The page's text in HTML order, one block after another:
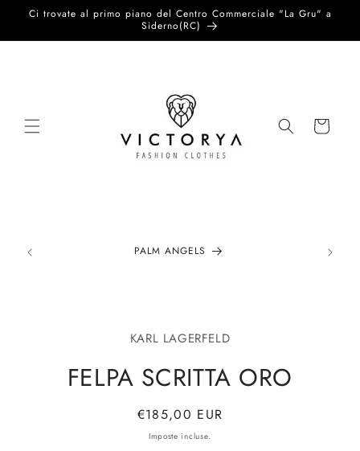
direttamente
Ci trovate al primo piano del Centro Commerciale "La Gru" a
Siderno(RC)
Carrello
PALM ANGELS
KARL LAGERFELD
FELPA SCRITTA ORO
Prezzo
di
€185,00 EUR
Imposte incluse.